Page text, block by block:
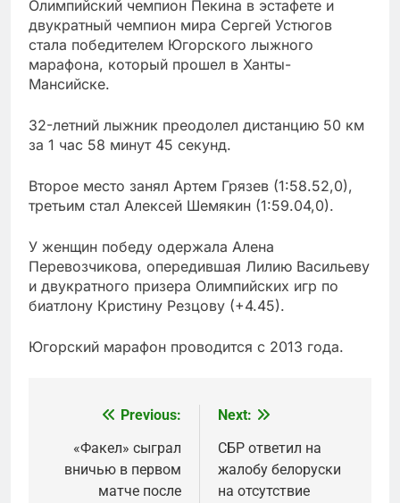
Олимпийский чемпион Пекина в эстафете и
двукратный чемпион мира Сергей Устюгов
стала победителем Югорского лыжного
марафона, который прошел в Ханты-
Мансийске.
32-летний лыжник преодолел дистанцию 50 км
за 1 час 58 минут 45 секунд.
Второе место занял Артем Грязев (1:58.52,0),
третьим стал Алексей Шемякин (1:59.04,0).
У женщин победу одержала Алена
Перевозчикова, опередившая Лилию Васильеву
и двукратного призера Олимпийских игр по
биатлону Кристину Резцову (+4.45).
Югорский марафон проводится с 2013 года.
navigation
Previous:
«Факел» сыграл
вничью в первом
матче после
Next:
СБР ответил на
жалобу белоруски
на отсутствие